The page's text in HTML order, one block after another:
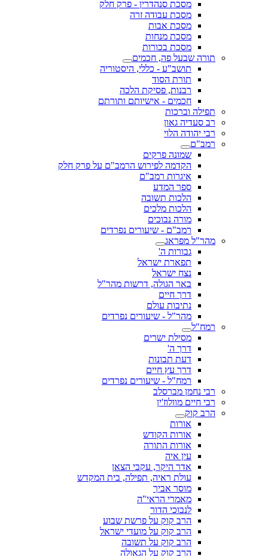
מסכת סנהדרין - פרק חלק
מסכת עבודה זרה
מסכת אבות
מסכת מנחות
מסכת בכורות
תורה שבעל פה, חכמים
תושב"ע - כללי, היסטוריה
תורת הסוד
רבנות, פסיקת הלכה
חכמים - אישיותם ותורתם
תפילה וברכות
רב סעדיה גאון
רבי יהודה הלוי
רמב"ם
שמונה פרקים
הקדמה לפירוש הרמב"ם על פרק חלק
איגרות רמב"ם
ספר המדע
הלכות תשובה
הלכות מלכים
מורה נבוכים
רמב"ם - שיעורים נפרדים
מהר"ל מפראג
גבורות ה'
תפארת ישראל
נצח ישראל
באר הגולה, דרשות מהר"ל
דרך חיים
נתיבות עולם
מהר"ל - שיעורים נפרדים
רמח"ל
מסילת ישרים
דרך ה'
דעת תבונות
דרך עץ חיים
רמח"ל - שיעורים נפרדים
רבי נחמן מברסלב
רבי חיים מוולוז'ין
הרב קוק
אורות
אורות הקודש
אורות התורה
עין איה
אדר היקר, עקבי הצאן
עולת ראיה, תפילה, בית המקדש
מוסר אביך
מאמרי הראי"ה
לנבוכי הדור
הרב קוק על פרשת שבוע
הרב קוק על מועדי ישראל
הרב קוק על תשובה
הרב קוק על הגאולה